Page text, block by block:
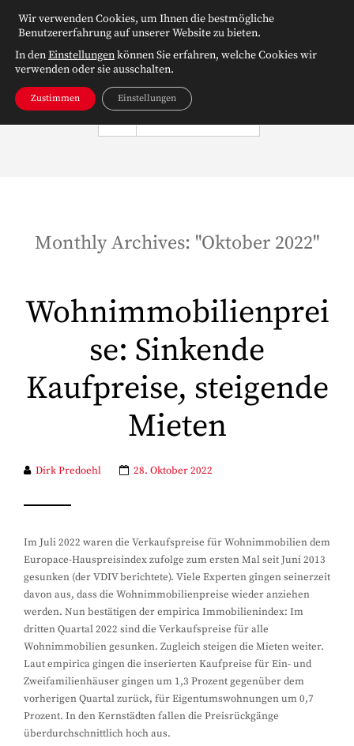
Monthly Archives: "Oktober 2022"
Wohnimmobilienprei
se: Sinkende
Kaufpreise, steigende
Mieten
Dirk Predoehl 28. Oktober 2022
Im Juli 2022 waren die Verkaufspreise für Wohnimmobilien dem
Europace-Hauspreisindex zufolge zum ersten Mal seit Juni 2013
gesunken (der VDIV berichtete). Viele Experten gingen seinerzeit
davon aus, dass die Wohnimmobilienpreise wieder anziehen
werden. Nun bestätigen der empirica Immobilienindex: Im
dritten Quartal 2022 sind die Verkaufspreise für alle
Wohnimmobilien gesunken. Zugleich steigen die Mieten weiter.
Laut empirica gingen die inserierten Kaufpreise für Ein- und
Zweifamilienhäuser gingen um 1,3 Prozent gegenüber dem
vorherigen Quartal zurück, für Eigentumswohnungen um 0,7
Prozent. In den Kernstädten fallen die Preisrückgänge
überdurchschnittlich hoch aus.
Wir verwenden Cookies, um Ihnen die bestmögliche
Benutzererfahrung auf unserer Website zu bieten.
In denEinstellungenkönnen Sie erfahren, welche Cookies wir
verwenden oder sie ausschalten.
Zustimmen Einstellungen